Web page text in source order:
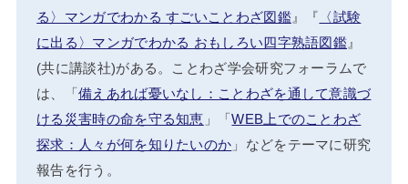
る〉マンガでわかる すごいことわざ図鑑』『 〈試験
に出る〉マンガでわかる おもしろい四字熟語図鑑 』
(共に講談社)がある。ことわざ学会研究フォーラムで
は、「備えあれば憂いなし：ことわざを通して意識づ
ける災害時の命を守る知恵 」「WEB上でのことわざ
探求：人々が何を知りたいのか 」などをテーマに研究
報告を行う。